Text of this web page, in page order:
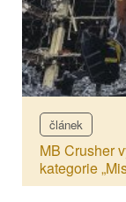
článek
MB Crusher
kategorie